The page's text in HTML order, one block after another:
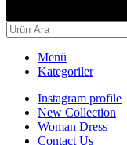
Menü
Kategoriler
Instagram profile
New Collection
Woman Dress
Contact Us